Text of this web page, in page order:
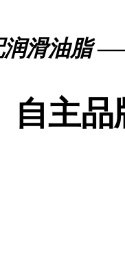
滑油脂——
主